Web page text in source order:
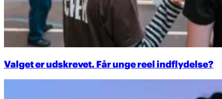
Valget er udskrevet. Får unge reel indflydelse?